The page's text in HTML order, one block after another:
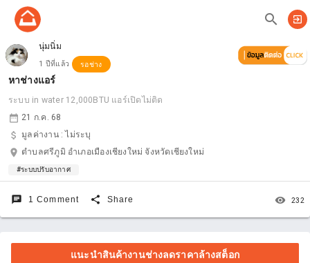
search exit_to_app
นุ่มนิ่ม
1 ปีที่แล้ว รอช่าง
หาช่างแอร์
ระบบ in water 12,000BTU แอร์เปิดไม่ติด
date_range 21 ก.ค. 68
attach_money มูลค่างาน :ไม่ระบุ
location_on ตำบลศรีภูมิ อำเภอเมืองเชียงใหม่ จังหวัดเชียงใหม่
#ระบบปรับอากาศ
chat 1 Comment share Share remove_red_eye 232
แนะนำสินค้างานช่างลดราคาล้างสต็อก